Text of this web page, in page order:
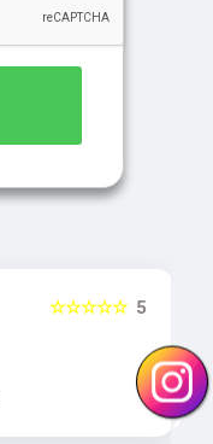
5
☆☆☆☆☆
›